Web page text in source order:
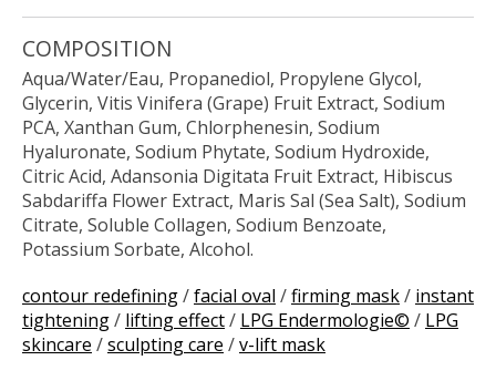
COMPOSITION
Aqua/Water/Eau, Propanediol, Propylene Glycol,
Glycerin, Vitis Vinifera (Grape) Fruit Extract, Sodium
PCA, Xanthan Gum, Chlorphenesin, Sodium
Hyaluronate, Sodium Phytate, Sodium Hydroxide,
Citric Acid, Adansonia Digitata Fruit Extract, Hibiscus
Sabdariffa Flower Extract, Maris Sal (Sea Salt), Sodium
Citrate, Soluble Collagen, Sodium Benzoate,
Potassium Sorbate, Alcohol.
contour redefining/facial oval /firming mask/ instant
tightening/ lifting effect/ LPG Endermologie© / LPG
skincare /sculpting care /v-lift mask